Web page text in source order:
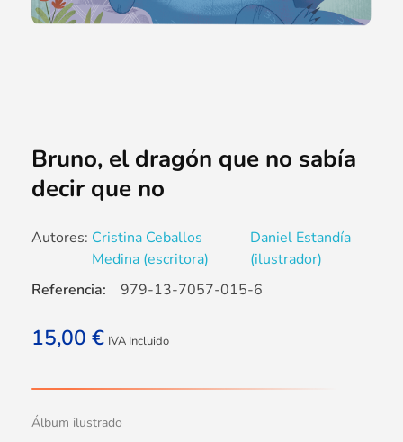
Bruno, el dragón que no sabía
decir que no
Autores: Cristina Ceballos
Medina (escritora)
Daniel Estandía
(ilustrador)
15,00 € IVA Incluido
Álbum ilustrado
Referencia: 979-13-7057-015-6